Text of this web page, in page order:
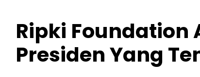
Ripki Foundation
Presiden Yang